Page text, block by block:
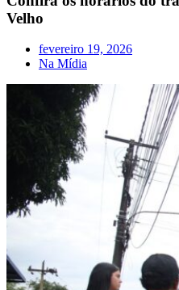
Velho
fevereiro 19, 2026
Na Mídia